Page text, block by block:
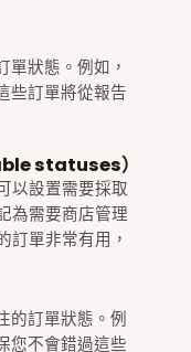
單狀態。例如，
些訂單將從報告
statuses）
以設置需要採取
為需要商店管理
訂單非常有用，
的訂單狀態。例
您不會錯過這些